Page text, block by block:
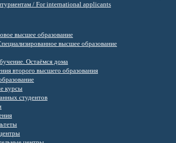
/ For international applicants
высшее образование
высшее образование
Остаёмся дома
второго высшего образования
курсы
студентов